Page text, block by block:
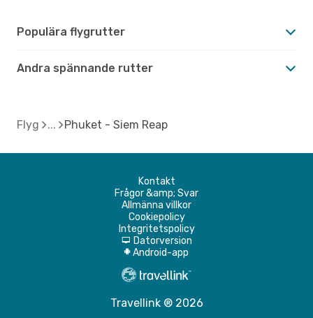
Populära flygrutter
Andra spännande rutter
Flyg Phuket - Siem Reap
Kontakt
Frågor &amp; Svar
Allmänna villkor
Cookiepolicy
Integritetspolicy
d Datorversion
A Android-app
Travellink ® 2026